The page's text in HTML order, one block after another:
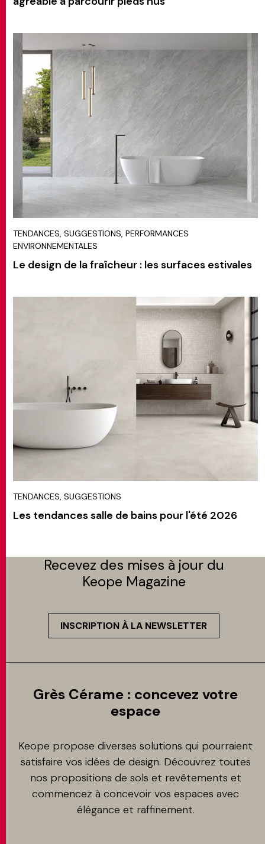
TENDANCES, SUGGESTIONS, PERFORMANCES
ENVIRONNEMENTALES
Le design de la fraîcheur : les surfaces estivales
TENDANCES, SUGGESTIONS
Les tendances salle de bains pour l'été 2026
Recevez des mises à jour du
Keope Magazine
INSCRIPTION À LA NEWSLETTER
Grès Cérame : concevez votre
espace
Keope propose diverses solutions qui pourraient
satisfaire vos idées de design. Découvrez toutes
nos propositions de sols et revêtements et
commencez à concevoir vos espaces avec
élégance et raffinement.